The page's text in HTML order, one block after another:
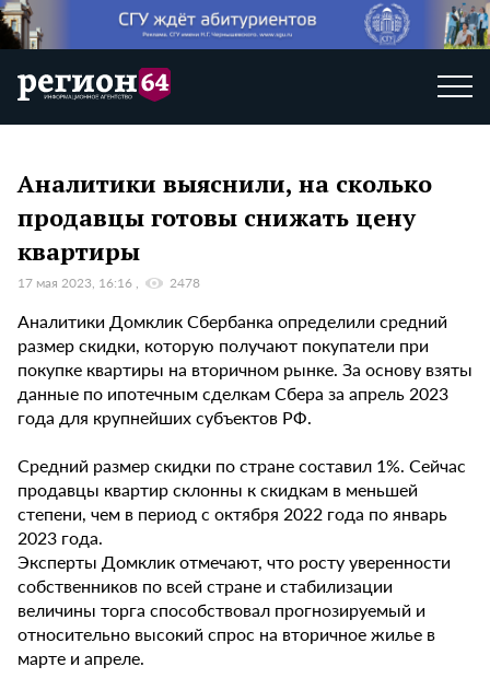
Аналитики выяснили, на сколько
продавцы готовы снижать цену
квартиры
17 мая 2023, 16:16 2478
Аналитики Домклик Сбербанка определили средний
размер скидки, которую получают покупатели при
покупке квартиры на вторичном рынке. За основу взяты
данные по ипотечным сделкам Сбера за апрель 2023
года для крупнейших субъектов РФ.
Средний размер скидки по стране составил 1%. Сейчас
продавцы квартир склонны к скидкам в меньшей
степени, чем в период с октября 2022 года по январь
2023 года.
Эксперты Домклик отмечают, что росту уверенности
собственников по всей стране и стабилизации
величины торга способствовал прогнозируемый и
относительно высокий спрос на вторичное жилье в
марте и апреле.